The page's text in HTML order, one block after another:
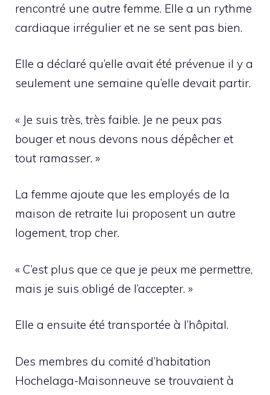
rencontré une autre femme. Elle a un rythme
cardiaque irrégulier et ne se sent pas bien.
Elle a déclaré qu’elle avait été prévenue il y a
seulement une semaine qu’elle devait partir.
« Je suis très, très faible. Je ne peux pas
bouger et nous devons nous dépêcher et
tout ramasser. »
La femme ajoute que les employés de la
maison de retraite lui proposent un autre
logement, trop cher.
« C’est plus que ce que je peux me permettre,
mais je suis obligé de l’accepter. »
Elle a ensuite été transportée à l’hôpital.
Des membres du comité d’habitation
Hochelaga-Maisonneuve se trouvaient à